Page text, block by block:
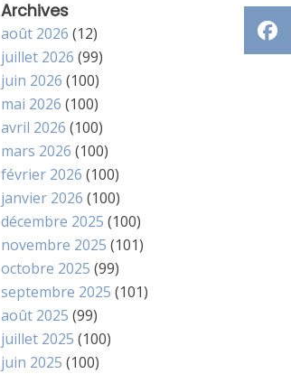
Archives
août 2026 (12)
juillet 2026 (99)
juin 2026 (100)
mai 2026 (100)
avril 2026 (100)
mars 2026 (100)
février 2026 (100)
janvier 2026 (100)
décembre 2025 (100)
novembre 2025 (101)
octobre 2025 (99)
septembre 2025 (101)
août 2025 (99)
juillet 2025 (100)
juin 2025 (100)